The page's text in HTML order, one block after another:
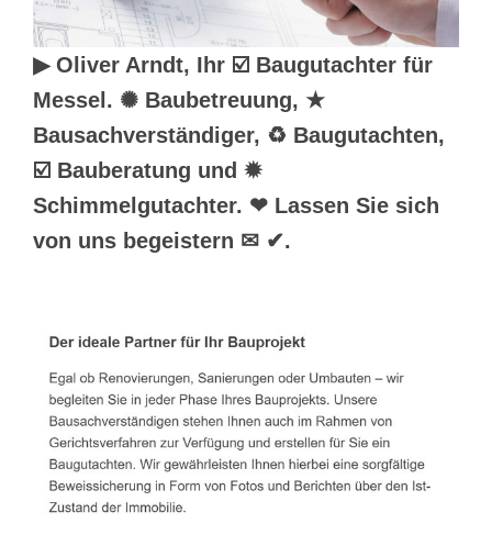
▶︎ Oliver Arndt, Ihr ☑️ Baugutachter für
Messel. ✺ Baubetreuung, ★
Bausachverständiger, ♻ Baugutachten,
☑️ Bauberatung und ✹
Schimmelgutachter. ❤ Lassen Sie sich
von uns begeistern ✉ ✔.